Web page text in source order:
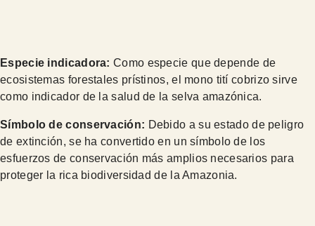
Especie indicadora: Como especie que depende de
ecosistemas forestales prístinos, el mono tití cobrizo sirve
como indicador de la salud de la selva amazónica.
Símbolo de conservación: Debido a su estado de peligro
de extinción, se ha convertido en un símbolo de los
esfuerzos de conservación más amplios necesarios para
proteger la rica biodiversidad de la Amazonia.